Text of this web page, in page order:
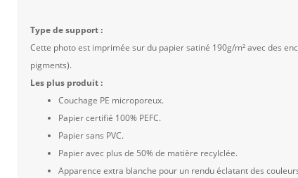
Type de support :
Cette photo est imprimée sur du papier satiné 190g/m² avec des
pigments).
Les plus produit :
Couchage PE microporeux.
Papier certifié 100% PEFC.
Papier sans PVC.
Papier avec plus de 50% de matière recylclée.
Apparence extra blanche pour un rendu éclatant des